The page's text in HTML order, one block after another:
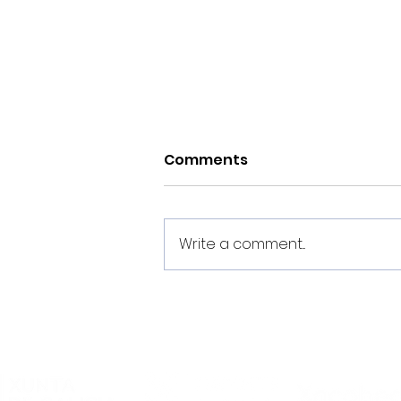
Comments
Write a comment...